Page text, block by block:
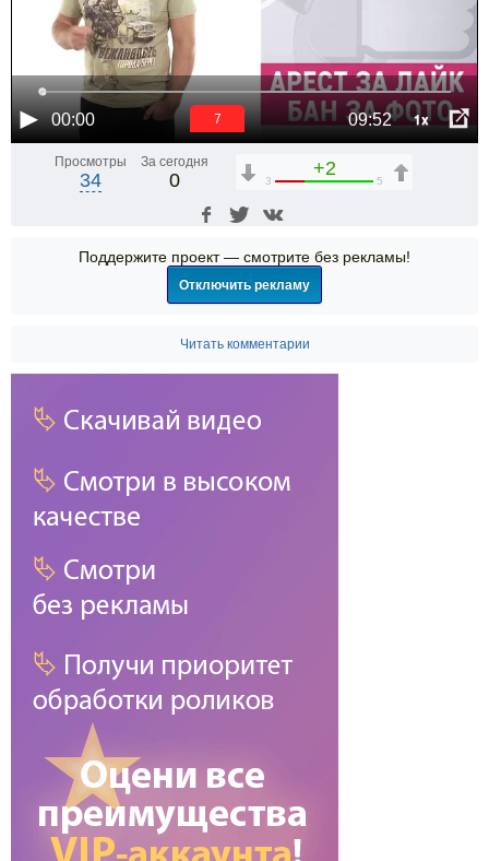
00:00 09:52 1x
6
Просмотры
34
За сегодня
0
+2
3 5
Поддержите проект — смотрите без рекламы!
Отключить рекламу
Читать комментарии